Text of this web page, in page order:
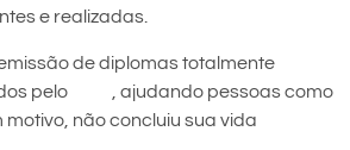
e realizadas.
de diplomas totalmente
pelo
, ajudando pessoas como
não concluiu sua vida